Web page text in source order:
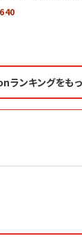
ランキングをも
り上げたプロが
社は戦略が9割
ンアン)2026/07/
ンアン)2026/06/
ャピタル 企業価値
」